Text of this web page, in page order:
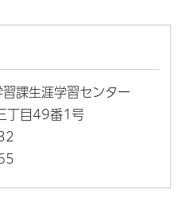
課生涯学習センター
丁目49番1号